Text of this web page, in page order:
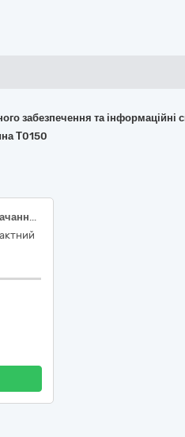
забезпечення та інформаційні
Т0150
Послуги у сфері інформатизації з постачання підписки FortiGate- 200F 1 Year Unified Threat Protection (UTP)